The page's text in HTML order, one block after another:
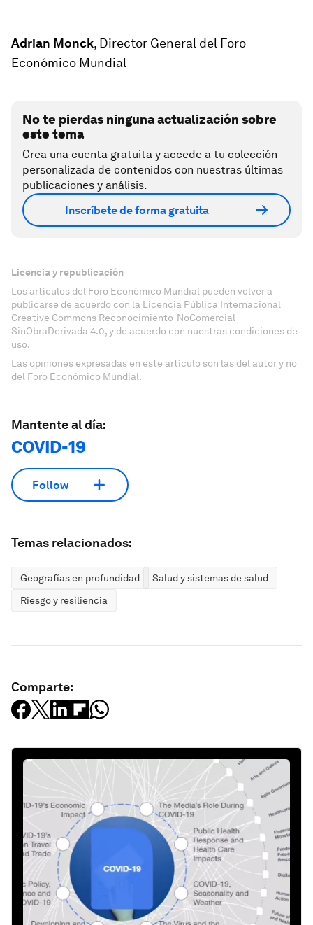
Adrian Monck, Director General del Foro
Económico Mundial
No te pierdas ninguna actualización sobre
este tema
Crea una cuenta gratuita y accede a tu colección
personalizada de contenidos con nuestras últimas
publicaciones y análisis.
Inscríbete de forma gratuita
Licencia y republicación
Los artículos del Foro Económico Mundial pueden volver a
publicarse de acuerdo con la Licencia Pública Internacional
Creative Commons Reconocimiento-NoComercial-
SinObraDerivada 4.0, y de acuerdo con nuestras condiciones de
uso.
Las opiniones expresadas en este artículo son las del autor y no
del Foro Económico Mundial.
Mantente al día:
COVID-19
Follow
Temas relacionados:
Geografías en profundidad
Salud y sistemas de salud
Riesgo y resiliencia
Comparte: